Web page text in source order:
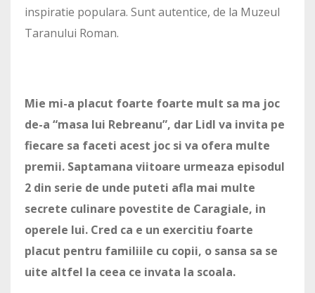
inspiratie populara. Sunt autentice, de la Muzeul
Taranului Roman.
Mie mi-a placut foarte foarte mult sa ma joc
de-a “masa lui Rebreanu”, dar Lidl va invita pe
fiecare sa faceti acest joc si va ofera multe
premii. Saptamana viitoare urmeaza episodul
2 din serie de unde puteti afla mai multe
secrete culinare povestite de Caragiale, in
operele lui. Cred ca e un exercitiu foarte
placut pentru familiile cu copii, o sansa sa se
uite altfel la ceea ce invata la scoala.